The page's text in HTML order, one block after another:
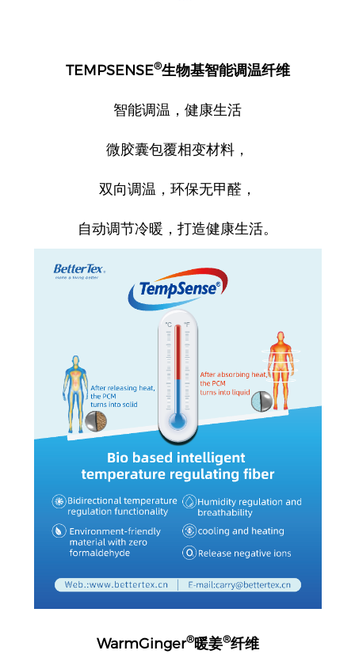
TEMPSENSE®生物基智能调温纤维
智能调温，健康生活
微胶囊包覆相变材料，
双向调温，环保无甲醛，
自动调节冷暖，打造健康生活。
WarmGinger®暖姜®纤维